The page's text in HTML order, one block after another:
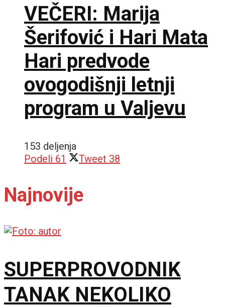
VEČERI: Marija
Šerifović i Hari Mata
Hari predvode
ovogodišnji letnji
program u Valjevu
153 deljenja
Podeli 61 Tweet 38
Najnovije
SUPERPROVODNIK
TANAK NEKOLIKO